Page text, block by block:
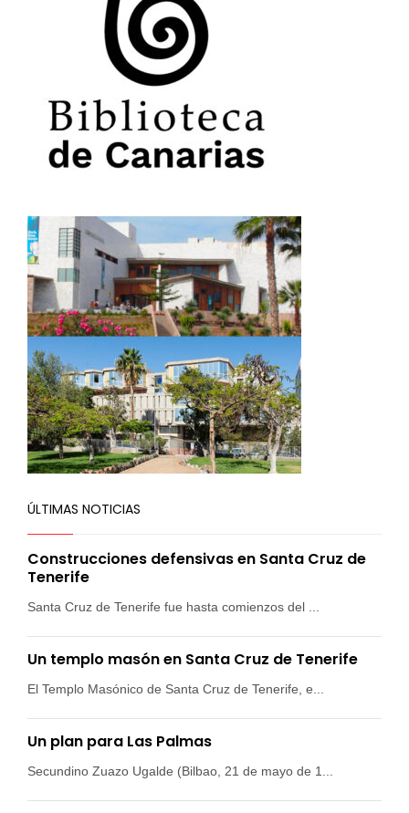
ÚLTIMAS NOTICIAS
Construcciones defensivas en Santa Cruz de
Tenerife
Santa Cruz de Tenerife fue hasta comienzos del ...
Un templo masón en Santa Cruz de Tenerife
El Templo Masónico de Santa Cruz de Tenerife, e...
Un plan para Las Palmas
Secundino Zuazo Ugalde (Bilbao, 21 de mayo de 1...